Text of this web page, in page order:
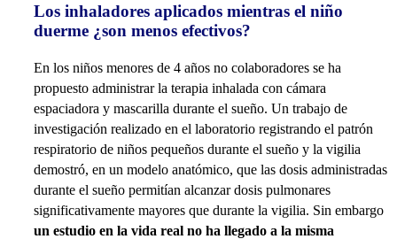
Los inhaladores aplicados mientras el niño
duerme ¿son menos efectivos?
En los niños menores de 4 años no colaboradores se ha
propuesto administrar la terapia inhalada con cámara
espaciadora y mascarilla durante el sueño. Un trabajo de
investigación realizado en el laboratorio registrando el patrón
respiratorio de niños pequeños durante el sueño y la vigilia
demostró, en un modelo anatómico, que las dosis administradas
durante el sueño permitían alcanzar dosis pulmonares
significativamente mayores que durante la vigilia. Sin embargo
un estudio en la vida real no ha llegado a la misma